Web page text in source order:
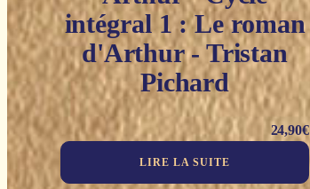
intégral 1 : Le roman
d'Arthur - Tristan
Pichard
24,90€
LIRE LA SUITE